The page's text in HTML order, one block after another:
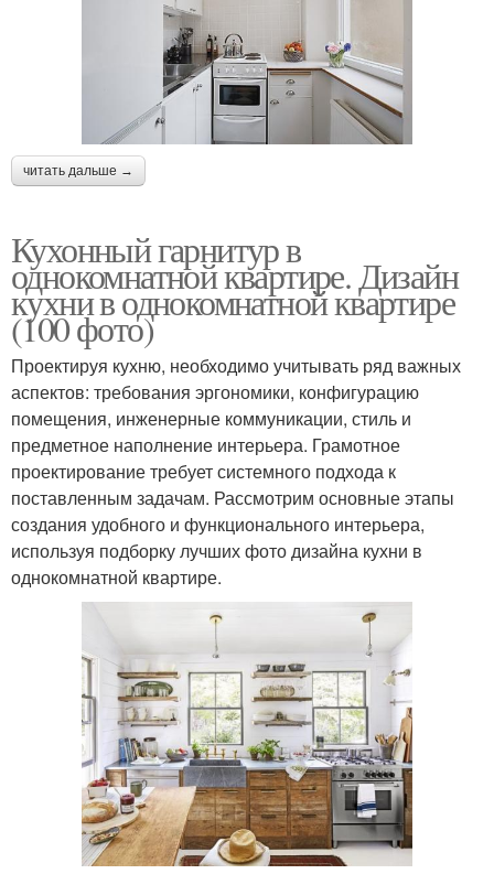
читать дальше →
Кухонный гарнитур в
однокомнатной квартире. Дизайн
кухни в однокомнатной квартире
(100 фото)
Проектируя кухню, необходимо учитывать ряд важных
аспектов: требования эргономики, конфигурацию
помещения, инженерные коммуникации, стиль и
предметное наполнение интерьера. Грамотное
проектирование требует системного подхода к
поставленным задачам. Рассмотрим основные этапы
создания удобного и функционального интерьера,
используя подборку лучших фото дизайна кухни в
однокомнатной квартире.